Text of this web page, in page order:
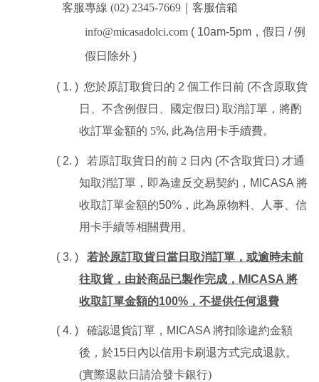
客服專線 (02) 2345-7669｜客服信箱
info@micasadolci.com ( 10am-5pm ，假日 / 例
假日除外 )
( 1. ) 您於原訂取貨日的 2 個工作日前 (不含原取貨
日、不含例假日、國定假日 ) 取消訂單，將酌
收訂單金額的 5%, 此為信用卡手續費。
( 2. ) 若原訂取貨日的前 2 日內 (不含取貨日 ) 才通
知取消訂單，即為違反交易契約， MICASA 將
收取訂單金額的50% ，此為原物料、人事、信
用卡手續等相關費用。
( 3. )
若於原訂取貨日當日取消訂單，或逾時未前
往取貨，由於商品已製作完成， MICASA 將
收取訂單金額的100% ，不提供任何退費
( 4. ) 確認退貨訂單， MICASA 將扣除違約金額
後，於15日內以信用卡刷退方式完成退款。
(實際退款日請洽發卡銀行)